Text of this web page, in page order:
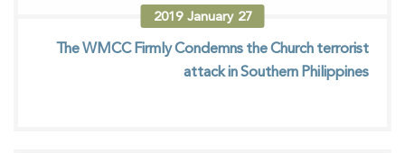
27
January
2019
The WMCC Firmly Condemns the Church terrorist
attack in Southern Philippines